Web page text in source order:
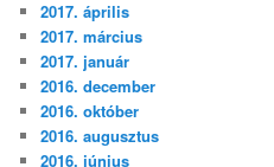
2017. április
2017. március
2017. január
2016. december
2016. október
2016. augusztus
2016. június